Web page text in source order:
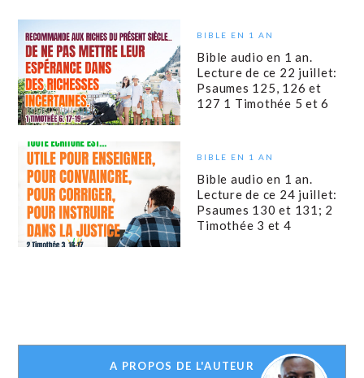
BIBLE EN 1 AN
Bible audio en 1 an.
Lecture de ce 22 juillet:
Psaumes 125, 126 et
127 1 Timothée 5 et 6
BIBLE EN 1 AN
Bible audio en 1 an.
Lecture de ce 24 juillet:
Psaumes 130 et 131; 2
Timothée 3 et 4
A PROPOS DE L'AUTEUR